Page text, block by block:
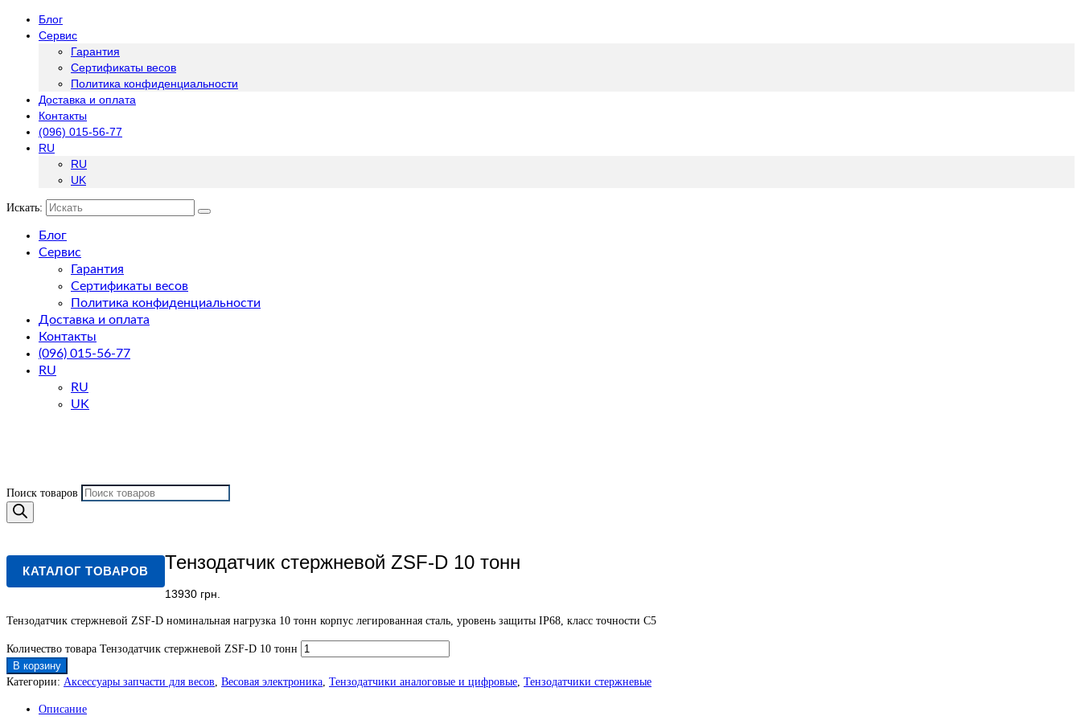
Блог
Сервис
Гарантия
Сертификаты весов
Политика конфиденциальности
Доставка и оплата
Контакты
(096) 015-56-77
RU
RU
UK
Искать:
Блог
Сервис
Гарантия
Сертификаты весов
Политика конфиденциальности
Доставка и оплата
Контакты
(096) 015-56-77
RU
RU
UK
Поиск товаров
КАТАЛОГ ТОВАРОВ Тензодатчик стержневой ZSF-D 10 тонн
13930 грн.
Тензодатчик стержневой ZSF-D номинальная нагрузка 10 тонн корпус легированная сталь, уровень защиты IP68, класс точности С5
Количество товара Тензодатчик стержневой ZSF-D 10 тонн
В корзину
Категории: Аксессуары запчасти для весов, Весовая электроника, Тензодатчики аналоговые и цифровые, Тензодатчики стержневые
Описание